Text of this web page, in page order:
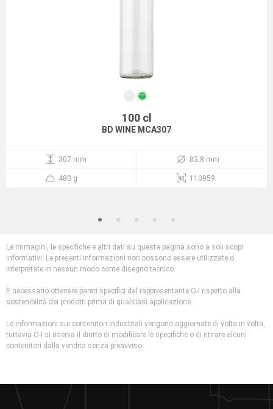
100 cl
BD WINE MCA307
307 mm 83.8 mm
480 g 110959
Le immagini, le specifiche e altri dati su questa pagina sono a soli scopi
informativi. Le presenti informazioni non possono essere utilizzate o
interpretate in nessun modo come disegno tecnico.
È necessario ottenere pareri specifici dal rappresentante O-I rispetto alla
sostenibilità dei prodotti prima di qualsiasi applicazione.
Le informazioni sui contenitori industriali vengono aggiornate di volta in volta,
tuttavia O-I si riserva il diritto di modificare le specifiche o di ritirare alcuni
contenitori dalla vendita senza preavviso.